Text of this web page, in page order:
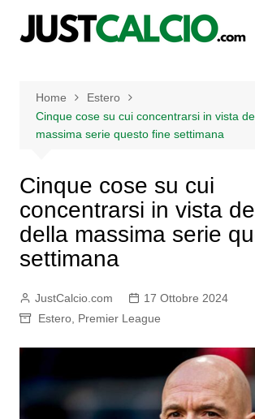
Home
Estero
Cinque cose su cui concentrarsi in vista
massima serie questo fine settimana
Cinque cose su cui
concentrarsi in vista
della massima serie
settimana
JustCalcio.com
17 Ottobre 2024
Estero, Premier League